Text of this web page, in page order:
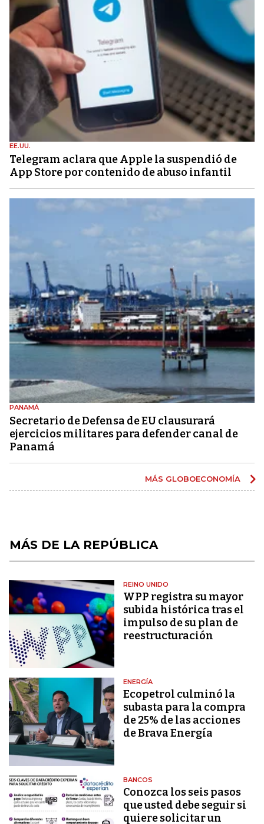
EE.UU.
Telegram aclara que Apple la suspendió de
App Store por contenido de abuso infantil
PANAMÁ
Secretario de Defensa de EU clausurará
ejercicios militares para defender canal de
Panamá
MÁS GLOBOECONOMÍA
MÁS DE LA REPÚBLICA
REINO UNIDO
WPP registra su mayor
subida histórica tras el
impulso de su plan de
reestructuración
ENERGÍA
Ecopetrol culminó la
subasta para la compra
de 25% de las acciones
de Brava Energía
BANCOS
Conozca los seis pasos
que usted debe seguir si
quiere solicitar un